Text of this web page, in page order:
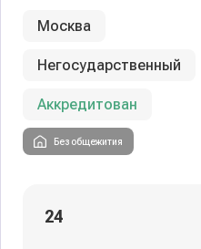
Москва
Негосударственный
Аккредитован
Без общежития
24